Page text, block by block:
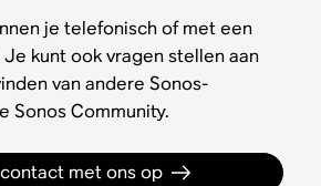
je telefonisch of met een
kunt ook vragen stellen aan
van andere Sonos-
Sonos Community.
met ons op